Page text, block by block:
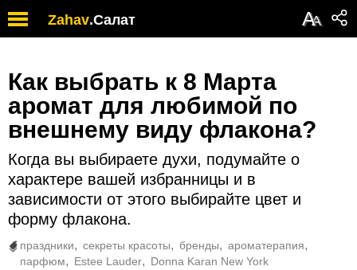
Zahav.Салат АА
Как выбрать к 8 Марта
аромат для любимой по
внешнему виду флакона?
Когда вы выбираете духи, подумайте о
характере вашей избранницы и в
зависимости от этого выбирайте цвет и
форму флакона.
праздники секреты красоты бренды
ароматерапия
парфюм
Estee Lauder
Donna Karan New York